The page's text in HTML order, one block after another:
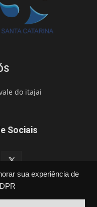
sua experiência de
do itajai
Sociais
Brasil
Vídeos